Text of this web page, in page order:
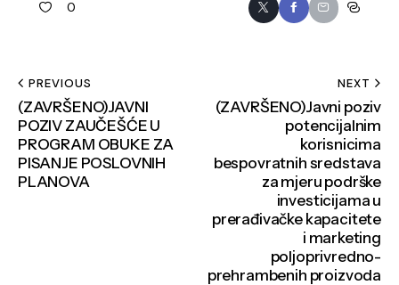
0
PREVIOUS
(ZAVRŠENO)JAVNI
POZIV ZAUČEŠĆE U
PROGRAM OBUKE ZA
PISANJE POSLOVNIH
PLANOVA
NEXT
(ZAVRŠENO)Javni poziv
potencijalnim
korisnicima
bespovratnih sredstava
za mjeru podrške
investicijama u
prerađivačke kapacitete
i marketing
poljoprivredno-
prehrambenih proizvoda